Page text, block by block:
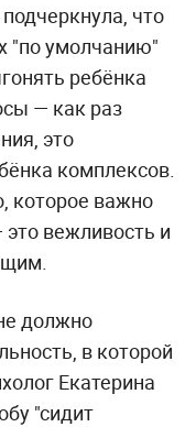
что
"по умолчанию"
ребёнка
— как раз
это
комплексов.
которое важно
вежливость и
должно
в которой
Екатерина
"сидит